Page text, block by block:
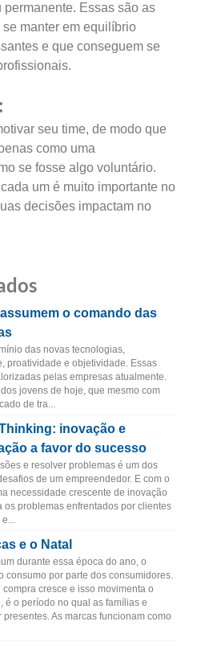
Essas são as
manter em equilíbrio
e que conseguem se
seu time, de modo que
como uma
se fosse algo voluntário.
um é muito importante no
decisões impactam no
o comando das
das novas tecnologias,
proatividade e objetividade. Essas
pelas empresas atualmente.
jovens de hoje, que mesmo com
de tra...
inovação e
a favor do sucesso
e resolver problemas é um dos
de um empreendedor. E com o
necessidade crescente de inovação
problemas enfrentados por clientes
e o Natal
durante essa época do ano, o
consumo por parte dos consumidores.
compra cresce e isso movimenta o
é o período no qual as famílias e
As marcas funcionam como